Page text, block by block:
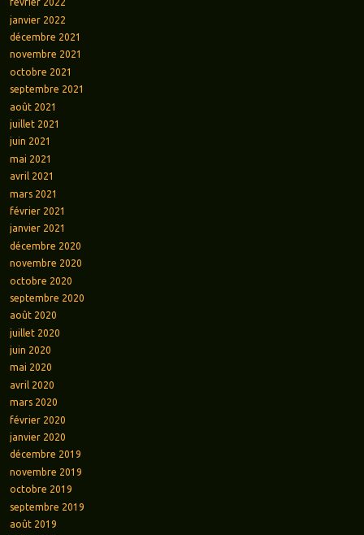
février 2022
janvier 2022
décembre 2021
novembre 2021
octobre 2021
septembre 2021
août 2021
juillet 2021
juin 2021
mai 2021
avril 2021
mars 2021
février 2021
janvier 2021
décembre 2020
novembre 2020
octobre 2020
septembre 2020
août 2020
juillet 2020
juin 2020
mai 2020
avril 2020
mars 2020
février 2020
janvier 2020
décembre 2019
novembre 2019
octobre 2019
septembre 2019
août 2019